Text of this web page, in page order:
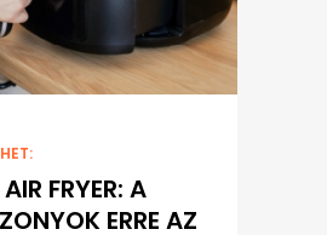
FRYER: A
ERRE AZ